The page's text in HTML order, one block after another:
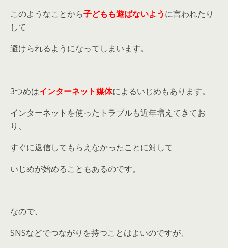
このようなことから子どもも遊ばないように言われたり
して
避けられるようになってしまいます。
3つめはインターネット媒体によるいじめもあります。
インターネットを使ったトラブルも近年増えてきてお
り、
すぐに返信してもらえなかったことに対して
いじめが始めることもあるのです。
なので、
SNSなどでつながりを持つことはよいのですが、